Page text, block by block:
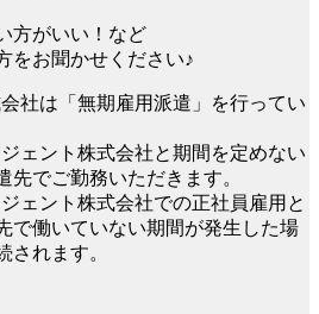
方がいい！など
をお聞かせください♪
社は「無期雇用派遣」を行ってい
ェント株式会社と期間を定めない
先でご勤務いただきます。
ェント株式会社での正社員雇用と
で働いていない期間が発生した場
されます。